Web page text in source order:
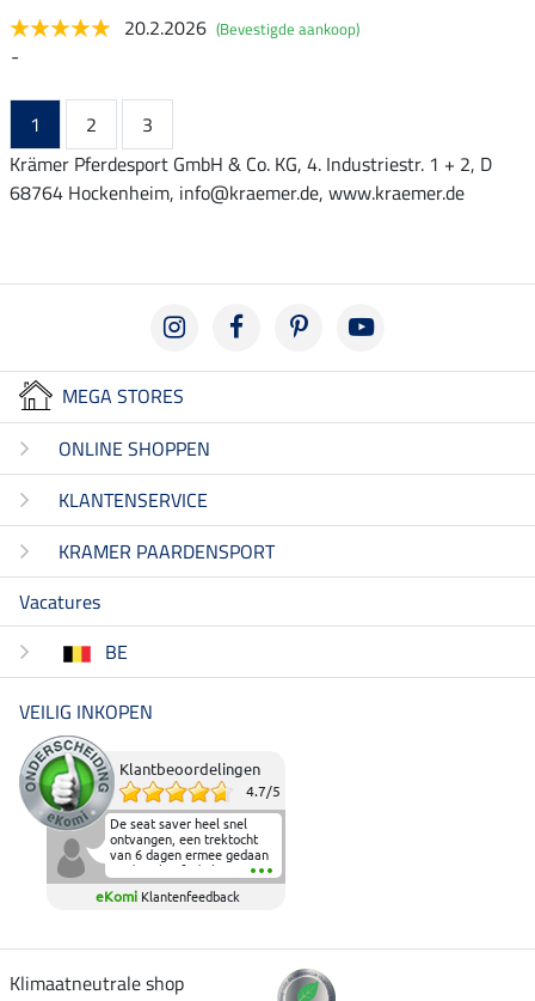
20.2.2026 (Bevestigde aankoop)
-
1 2
3
Krämer Pferdesport GmbH & Co. KG, 4. Industriestr. 1 + 2, D
68764 Hockenheim, info@kraemer.de, www.kraemer.de
MEGA STORES
ONLINE SHOPPEN
KLANTENSERVICE
KRAMER PAARDENSPORT
Vacatures
BE
VEILIG INKOPEN
Klantbeoordelingen
4.7/5
De seat saver heel snel
ontvangen, een trektocht
van 6 dagen ermee gedaan
en deze heeft de beproeving
fantastisch doorstaan.
Heerlijk zacht om op te
elkaar in het zadel.
eKomi Klantenfeedback
Klimaatneutrale shop